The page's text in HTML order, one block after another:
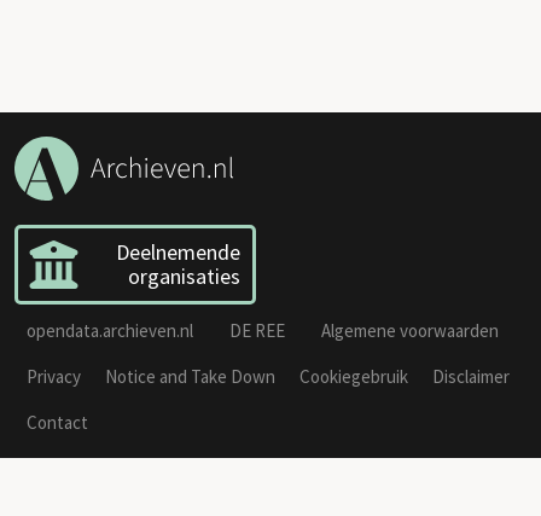
Deelnemende
organisaties
opendata.archieven.nl DE REE
Algemene voorwaarden
Privacy
Notice and Take Down Cookiegebruik
Disclaimer
Contact